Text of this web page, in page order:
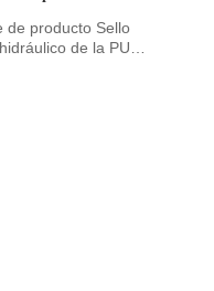
de producto Sello
de la PU